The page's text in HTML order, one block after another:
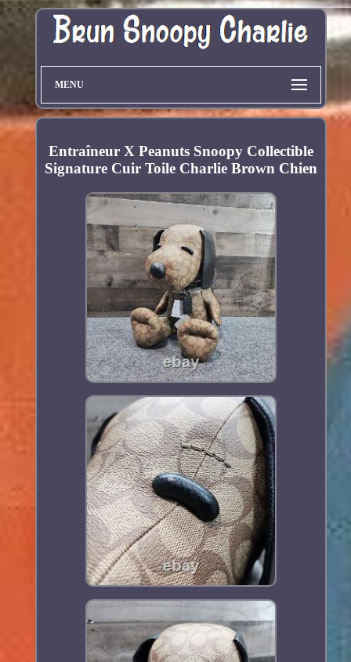
MENU
Entraîneur X Peanuts Snoopy Collectible
Signature Cuir Toile Charlie Brown Chien